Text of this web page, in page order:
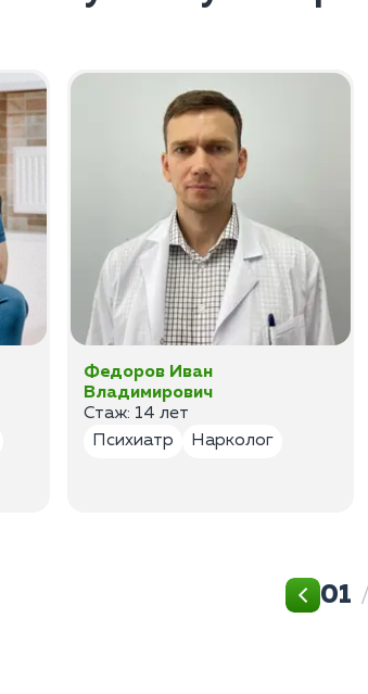
Федоров Иван
Владимирович
Стаж: 14 лет
Психиатр
Нарколог
01